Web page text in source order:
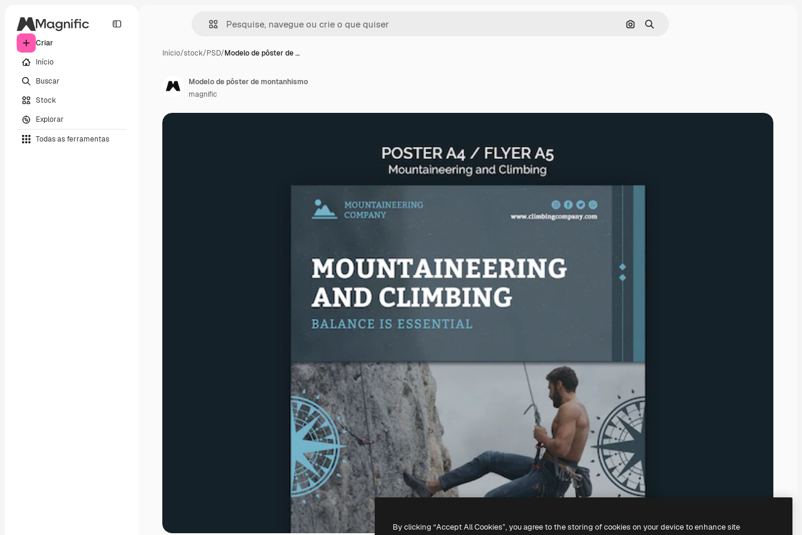
Criar
Início
Buscar
Stock
Explorar
Todas as ferramentas
Pesquisar por imagem
Buscar
Início/stock/PSD/Modelo de pôster de …
Modelo de pôster de montanhismo
magnific
By clicking “Accept All Cookies”, you agree to the storing of cookies on your device to enhance site